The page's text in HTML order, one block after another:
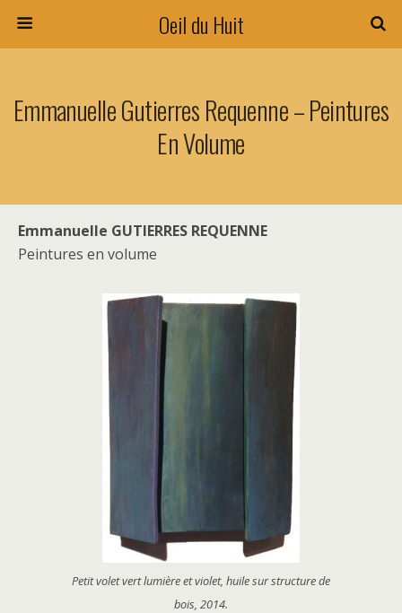
Oeil du Huit
Emmanuelle Gutierres Requenne – Peintures
En Volume
Emmanuelle GUTIERRES REQUENNE
Peintures en volume
Petit volet vert lumière et violet, huile sur structure de
bois, 2014.